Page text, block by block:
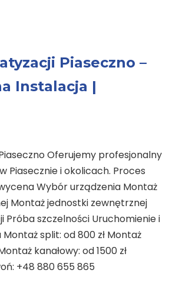
Piaseczno –
Instalacja |
Oferujemy profesjonalny
Piasecznie i okolicach. Proces
Wybór urządzenia Montaż
Montaż jednostki zewnętrznej
Próba szczelności Uruchomienie i
split: od 800 zł Montaż
kanałowy: od 1500 zł
+48 880 655 865